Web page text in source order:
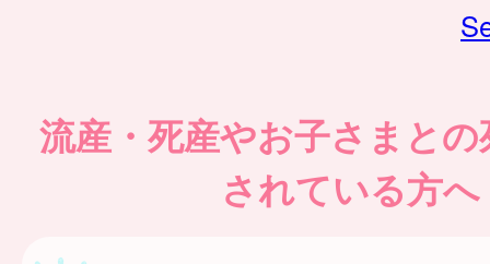
流産・死産やお子さまと
されている方へ